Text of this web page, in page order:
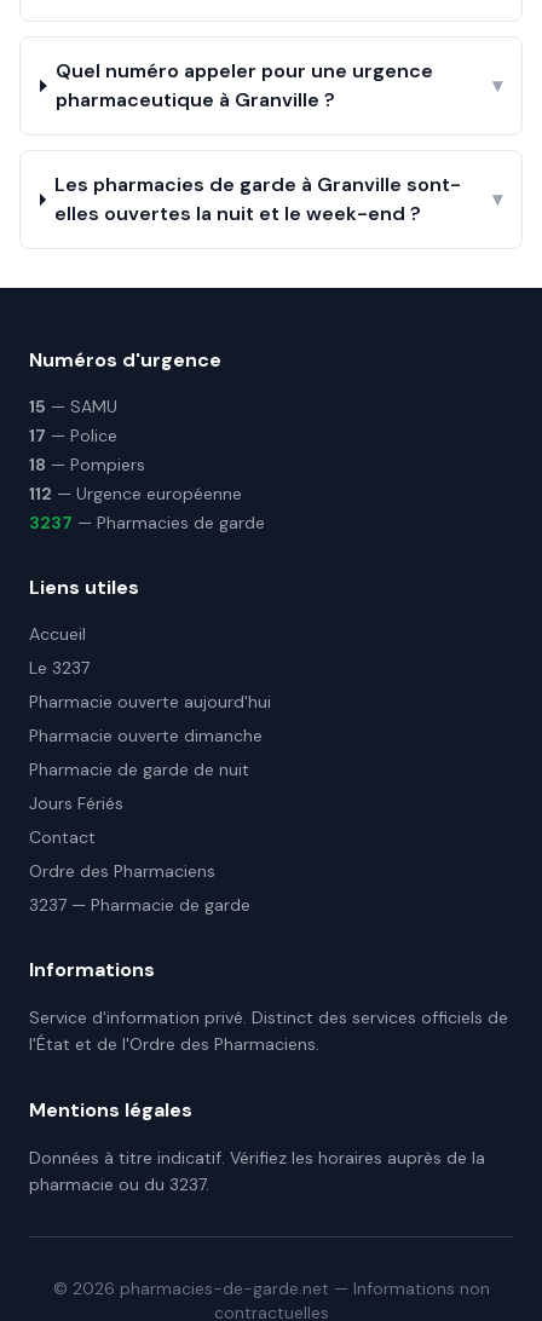
Quel numéro appeler pour une urgence
pharmaceutique à Granville ?
▾
Les pharmacies de garde à Granville sont-
elles ouvertes la nuit et le week-end ?
▾
Numéros d'urgence
15 — SAMU
17 — Police
18 — Pompiers
112 — Urgence européenne
3237 — Pharmacies de garde
Liens utiles
Accueil
Le 3237
Pharmacie ouverte aujourd'hui
Pharmacie ouverte dimanche
Pharmacie de garde de nuit
Jours Fériés
Contact
Ordre des Pharmaciens
3237 — Pharmacie de garde
Informations
Service d'information privé. Distinct des services officiels de
l'État et de l'Ordre des Pharmaciens.
Mentions légales
Données à titre indicatif. Vérifiez les horaires auprès de la
pharmacie ou du 3237.
© 2026 pharmacies-de-garde.net — Informations non
contractuelles